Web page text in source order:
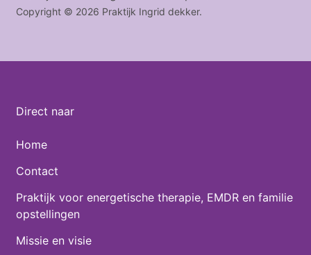
Copyright © 2026 Praktijk Ingrid dekker.
Direct naar
Home
Contact
Praktijk voor energetische therapie, EMDR en familie
opstellingen
Missie en visie